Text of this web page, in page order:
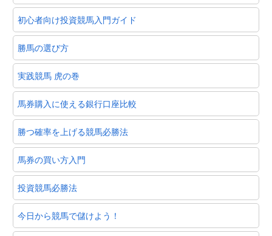
初心者向け投資競馬入門ガイド
勝馬の選び方
実践競馬 虎の巻
馬券購入に使える銀行口座比較
勝つ確率を上げる競馬必勝法
馬券の買い方入門
投資競馬必勝法
今日から競馬で儲けよう！